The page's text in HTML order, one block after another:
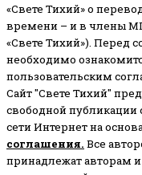
«Свете Тихий» о
времени – и в члены
«Свете Тихий»). Перед
необходимо
пользовательским
Сайт "Свете Тихий"
свободной публикации
сети Интернет на
соглашения. Все
принадлежат авторам